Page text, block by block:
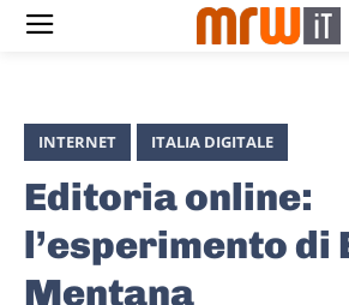
INTERNET ITALIA DIGITALE
Editoria online:
l’esperimento di
Mentana